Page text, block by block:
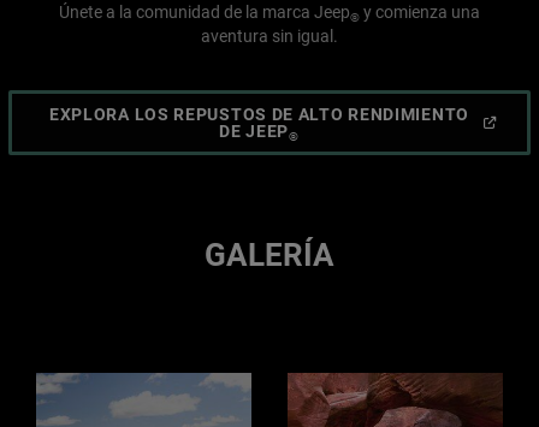
Únete a la comunidad de la marca Jeep® y comienza una
aventura sin igual.
EXPLORA LOS REPUSTOS DE ALTO RENDIMIENTO
DE JEEP®
GALERÍA